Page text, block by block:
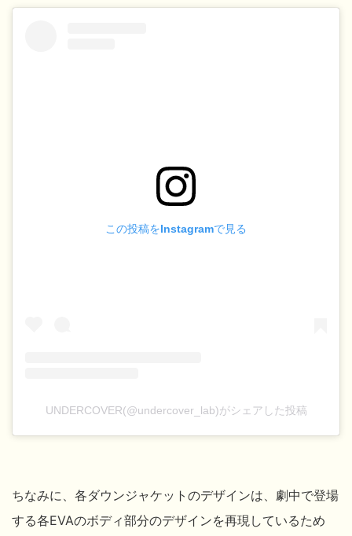
この投稿をInstagramで見る
UNDERCOVER(@undercover_lab)がシェアした投稿
ちなみに、各ダウンジャケットのデザインは、劇中で登場
する各EVAのボディ部分のデザインを再現しているため